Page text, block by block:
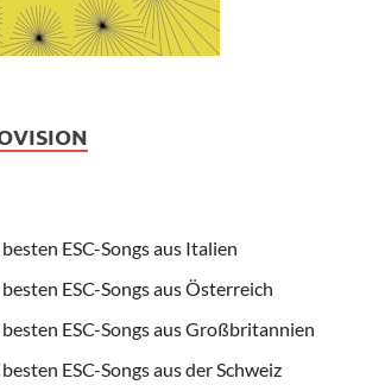
ESC-Songs aus Italien
ESC-Songs aus Österreich
ESC-Songs aus Großbritannien
ESC-Songs aus der Schweiz